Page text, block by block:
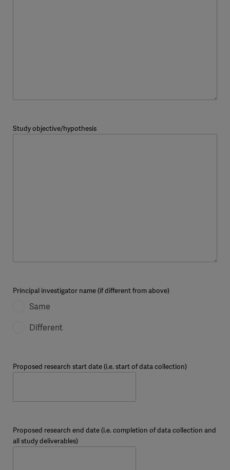
Study objective/hypothesis
Principal investigator name (if different from above)
Same
Different
Proposed research start date (i.e. start of data collection)
Proposed research end date (i.e. completion of data collection and
all study deliverables)